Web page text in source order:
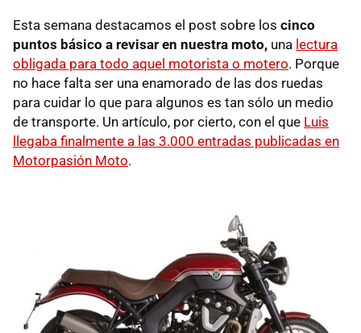
Esta semana destacamos el post sobre los cinco
puntos básico a revisar en nuestra moto, una lectura
obligada para todo aquel motorista o motero. Porque
no hace falta ser una enamorado de las dos ruedas
para cuidar lo que para algunos es tan sólo un medio
de transporte. Un artículo, por cierto, con el que Luis
llegaba finalmente a las 3.000 entradas publicadas en
Motorpasión Moto.